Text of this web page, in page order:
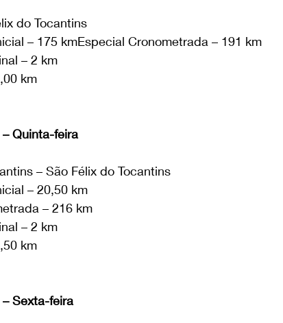
do Tocantins
– 175 kmEspecial Cronometrada – 191 km
– 2 km
km
– Quinta-feira
– São Félix do Tocantins
– 20,50 km
– 216 km
– 2 km
km
– Sexta-feira